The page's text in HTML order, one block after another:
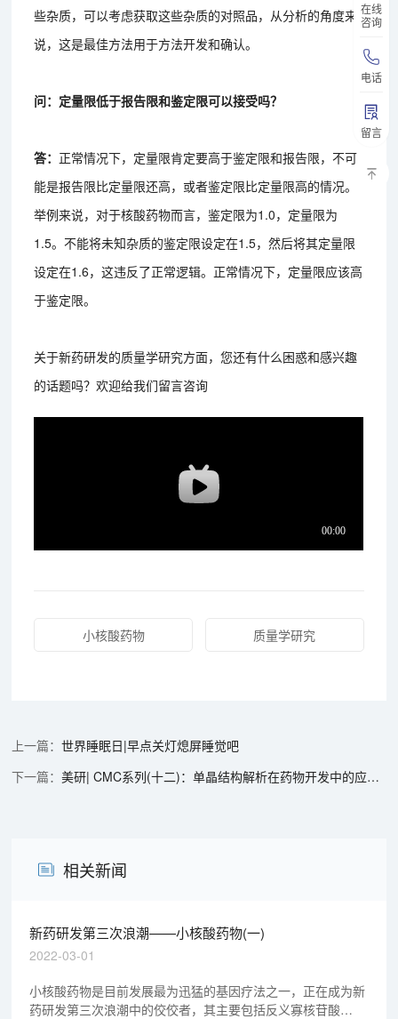
在线
咨询
电话
留言
些杂质，可以考虑获取这些杂质的对照品，从分析的角度来
说，这是最佳方法用于方法开发和确认。
问：定量限低于报告限和鉴定限可以接受吗？
答： 正常情况下，定量限肯定要高于鉴定限和报告限，不可
能是报告限比定量限还高，或者鉴定限比定量限高的情况。
举例来说，对于核酸药物而言，鉴定限为1.0，定量限为
1.5。不能将未知杂质的鉴定限设定在1.5，然后将其定量限
设定在1.6，这违反了正常逻辑。正常情况下，定量限应该高
于鉴定限。
关于新药研发的质量学研究方面，您还有什么困惑和感兴趣
的话题吗？欢迎给我们留言咨询
小核酸药物 质量学研究
世界睡眠日|早点关灯熄屏睡觉吧
美研| CMC系列(十二)：单晶结构解析在药物开发中的应用和单晶培养哪些事儿
相关新闻
新药研发第三次浪潮——小核酸药物(一)
2022-03-01
小核酸药物是目前发展最为迅猛的基因疗法之一，正在成为新
药研发第三次浪潮中的佼佼者，其主要包括反义寡核苷酸